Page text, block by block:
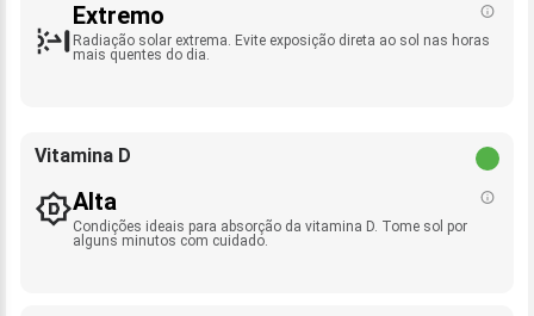
Extremo
Radiação solar extrema. Evite exposição direta ao sol nas horas
mais quentes do dia.
Vitamina D
Alta
Condições ideais para absorção da vitamina D. Tome sol por
alguns minutos com cuidado.